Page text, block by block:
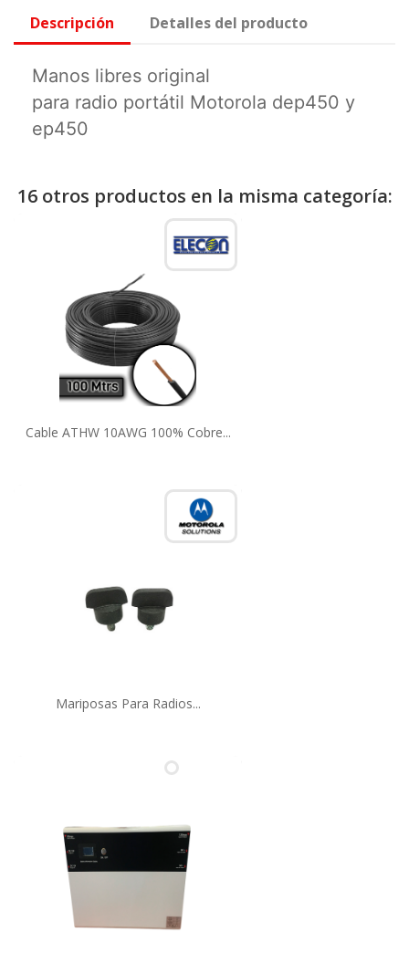
Descripción Detalles del producto
Manos libres original
para radio portátil Motorola dep450 y
ep450
16 otros productos en la misma categoría:
Cable ATHW 10AWG 100% Cobre...
Mariposas Para Radios...